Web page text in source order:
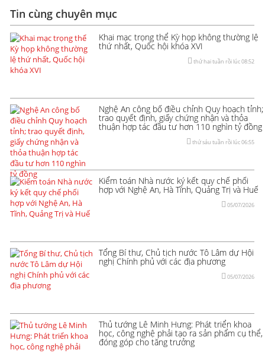
Tin cùng chuyên mục
Khai mạc trọng thể Kỳ họp không thường lệ
thứ nhất, Quốc hội khóa XVI
thứ hai tuần rồi lúc 08:52
Nghệ An công bố điều chỉnh Quy hoạch tỉnh;
trao quyết định, giấy chứng nhận và thỏa
thuận hợp tác đầu tư hơn 110 nghìn tỷ đồng
thứ sáu tuần rồi lúc 06:55
Kiểm toán Nhà nước ký kết quy chế phối
hợp với Nghệ An, Hà Tĩnh, Quảng Trị và Huế
05/07/2026
Tổng Bí thư, Chủ tịch nước Tô Lâm dự Hội
nghị Chính phủ với các địa phương
05/07/2026
Thủ tướng Lê Minh Hưng: Phát triển khoa
học, công nghệ phải tạo ra sản phẩm cụ thể,
đóng góp cho tăng trưởng